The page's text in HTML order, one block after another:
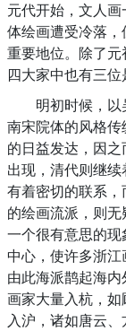
元代开始，文人
体绘画遭受冷落
重要地位。除了
四大家中也有三位
明初时候，以
南宋院体的风格
的日益发达，因
出现，清代则继
有着密切的联系
的绘画流派，则
一个很有意思的
中心，使许多浙江
由此海派鹊起海
画家大量入杭，
入沪，诸如唐云